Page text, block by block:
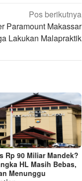
Pos berikutnya
Paramount Makassar
Lakukan Malapraktik
Rp 90 Miliar Mandek?
HL Masih Bebas,
Menunggu